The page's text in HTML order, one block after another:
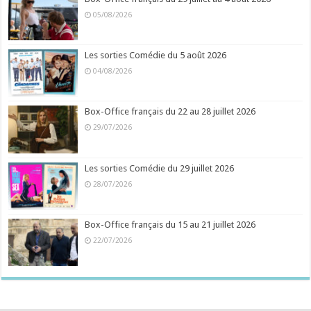
05/08/2026
Les sorties Comédie du 5 août 2026
04/08/2026
Box-Office français du 22 au 28 juillet 2026
29/07/2026
Les sorties Comédie du 29 juillet 2026
28/07/2026
Box-Office français du 15 au 21 juillet 2026
22/07/2026